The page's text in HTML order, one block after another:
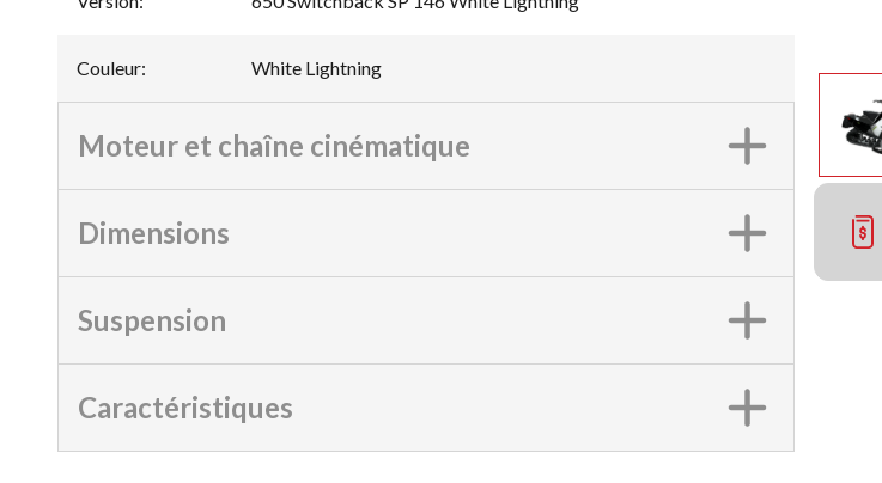
Couleur: White Lightning
Moteur et chaîne cinématique
Dimensions
Suspension
Caractéristiques